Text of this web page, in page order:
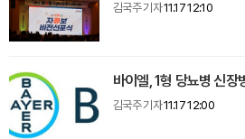
김국주 기자11.17 12:10
바이엘, 1형 당뇨병 신장
김국주 기자11.17 12:00